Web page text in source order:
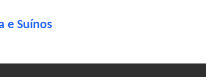
e Suínos